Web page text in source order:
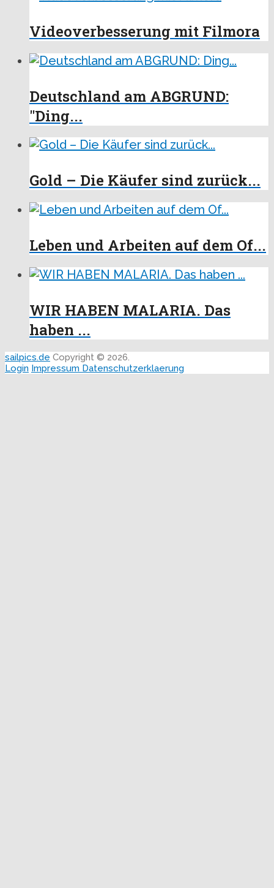
Videoverbesserung mit Filmora
Deutschland am ABGRUND:
"Ding...
Gold – Die Käufer sind zurück...
Leben und Arbeiten auf dem Of...
WIR HABEN MALARIA. Das
haben ...
sailpics.de Copyright © 2026.
Login Impressum Datenschutzerklaerung